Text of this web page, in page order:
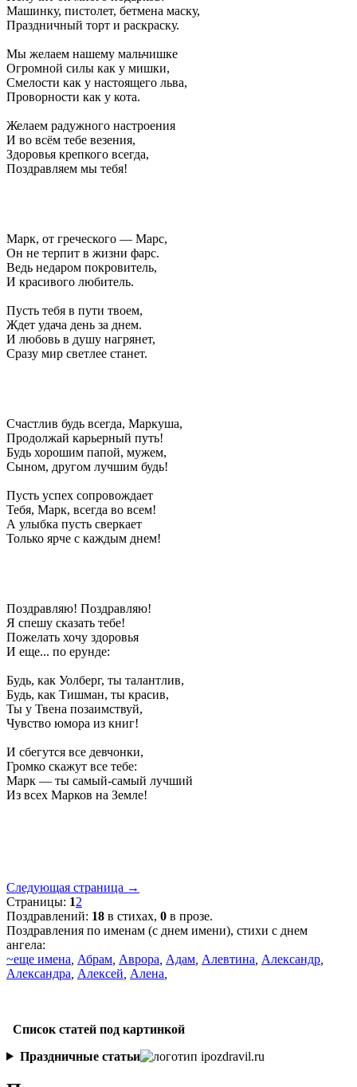
Машинку, пистолет, бетмена маску,
Праздничный торт и раскраску.
Мы желаем нашему мальчишке
Огромной силы как у мишки,
Смелости как у настоящего льва,
Проворности как у кота.
Желаем радужного настроения
И во всём тебе везения,
Здоровья крепкого всегда,
Поздравляем мы тебя!
Марк, от греческого — Марс,
Он не терпит в жизни фарс.
Ведь недаром покровитель,
И красивого любитель.
Пусть тебя в пути твоем,
Ждет удача день за днем.
И любовь в душу нагрянет,
Сразу мир светлее станет.
Счастлив будь всегда, Маркуша,
Продолжай карьерный путь!
Будь хорошим папой, мужем,
Сыном, другом лучшим будь!
Пусть успех сопровождает
Тебя, Марк, всегда во всем!
А улыбка пусть сверкает
Только ярче с каждым днем!
Поздравляю! Поздравляю!
Я спешу сказать тебе!
Пожелать хочу здоровья
И еще... по ерунде:
Будь, как Уолберг, ты талантлив,
Будь, как Тишман, ты красив,
Ты у Твена позаимствуй,
Чувство юмора из книг!
И сбегутся все девчонки,
Громко скажут все тебе:
Марк — ты самый-самый лучший
Из всех Марков на Земле!
Следующая страница →
Страницы: 12
Поздравлений: 18 в стихах, 0 в прозе.
Поздравления по именам (с днем имени), стихи с днем
ангела:
~еще имена Абрам Аврора Адам Алевтина Александр
Александра Алексей Алена
Список статей под картинкой
Праздничные статьи